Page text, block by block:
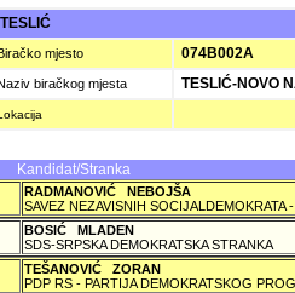
TESLIĆ
mjesto 074B002A
biračkog mjesta TESLIĆ-NOVO
Kandidat/Stranka
RADMANOVIĆ NEBOJŠA
SAVEZ NEZAVISNIH SOCIJALDEMOKRATA
BOSIĆ MLADEN
SDS-SRPSKA DEMOKRATSKA STRANKA
TEŠANOVIĆ ZORAN
PDP RS - PARTIJA DEMOKRATSKOG